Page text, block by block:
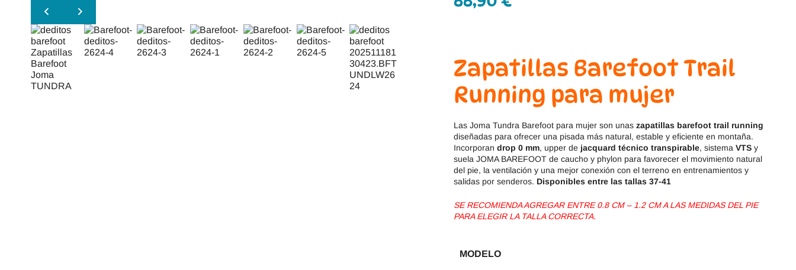
Mayoral
Ipanema
RIA
Stitch & Walk
Vivant
Snugi
Titanitos
Tikki
Zapy
Zapatillas Barefoot Trail
Running para mujer
Las Joma Tundra Barefoot para mujer son unas zapatillas barefoot trail running
diseñadas para ofrecer una pisada más natural, estable y eficiente en montaña.
Incorporan drop 0 mm, upper de jacquard técnico transpirable, sistema VTS y
suela JOMA BAREFOOT de caucho y phylon para favorecer el movimiento natural
del pie, la ventilación y una mejor conexión con el terreno en entrenamientos y
salidas por senderos. Disponibles entre las tallas 37-41
SE RECOMIENDA AGREGAR ENTRE 0.8 CM – 1.2 CM A LAS MEDIDAS DEL PIE
PARA ELEGIR LA TALLA CORRECTA.
MODELO